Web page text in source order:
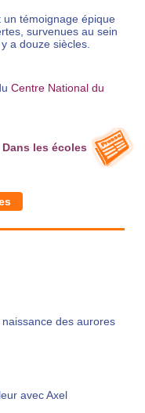
témoignage épique
survenues au sein
a douze siècles.
Centre National du
Dans les écoles
des aurores
avec Axel